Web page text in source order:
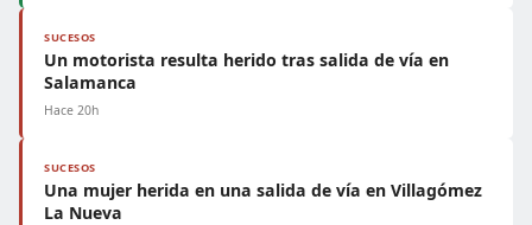
SUCESOS
Un motorista resulta herido tras salida de vía en
Salamanca
Hace 20h
SUCESOS
Una mujer herida en una salida de vía en Villagómez
La Nueva